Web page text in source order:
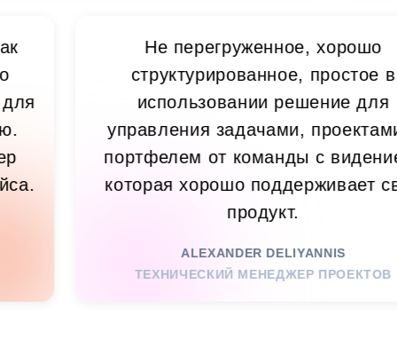
как
по
для
делаю.
супер
Не перегруженное,
структурированное,
использовании
управления задачами,
портфелем от команды с
которая хорошо
продукт.
ALEXANDER
ТЕХНИЧЕСКИЙ МЕНЕДЖЕР